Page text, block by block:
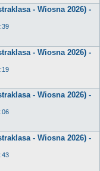
- Wiosna 2026) -
- Wiosna 2026) -
- Wiosna 2026) -
- Wiosna 2026) -